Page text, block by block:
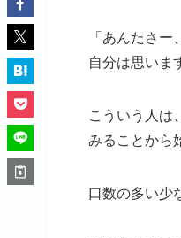
「あんたさ
自分は思いま
こういう人は
みることから
口数の多い少